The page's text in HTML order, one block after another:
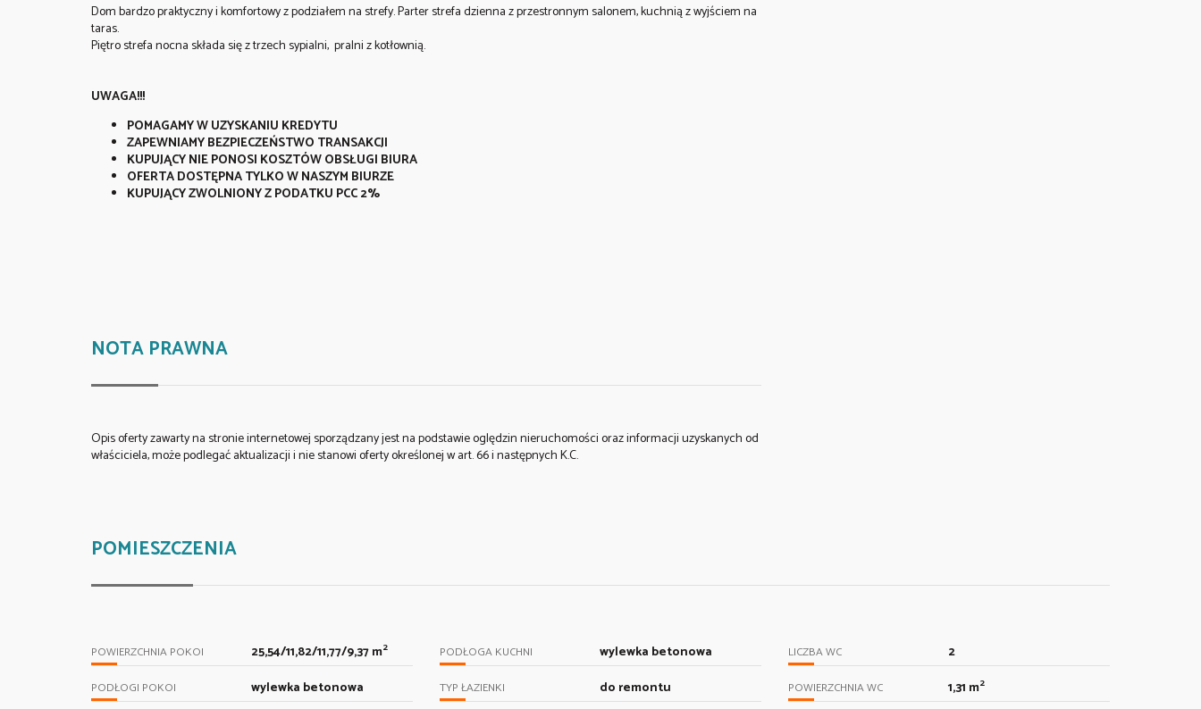
Dom bardzo praktyczny i komfortowy z podziałem na strefy. Parter strefa dzienna z przestronnym salonem, kuchnią z wyjściem na
taras.
Piętro strefa nocna składa się z trzech sypialni, pralni z kotłownią.
UWAGA!!!
POMAGAMY W UZYSKANIU KREDYTU
ZAPEWNIAMY BEZPIECZEŃSTWO TRANSAKCJI
KUPUJĄCY NIE PONOSI KOSZTÓW OBSŁUGI BIURA
OFERTA DOSTĘPNA TYLKO W NASZYM BIURZE
KUPUJĄCY ZWOLNIONY Z PODATKU PCC 2%
NOTA PRAWNA
Opis oferty zawarty na stronie internetowej sporządzany jest na podstawie oględzin nieruchomości oraz informacji uzyskanych od
właściciela, może podlegać aktualizacji i nie stanowi oferty określonej w art. 66 i następnych K.C.
POMIESZCZENIA
POWIERZCHNIA POKOI 25,54/11,82/11,77/9,37 m2
PODŁOGI POKOI wylewka betonowa
PODŁOGA KUCHNI wylewka betonowa
TYP ŁAZIENKI do remontu
LICZBA WC 2
POWIERZCHNIA WC 1,31 m2